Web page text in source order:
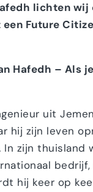
lichten wij
een Future
Hafedh – Als
uit
hij zijn leven
In zijn thuisland
bedrijf,
hij keer op